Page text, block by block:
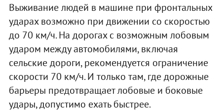
Выживание людей в машине при фронтальных
ударах возможно при движении со скоростью
до 70 км/ч. На дорогах с возможным лобовым
ударом между автомобилями, включая
сельские дороги, рекомендуется ограничение
скорости 70 км/ч. И только там, где дорожные
барьеры предотвращает лобовые и боковые
удары, допустимо ехать быстрее.